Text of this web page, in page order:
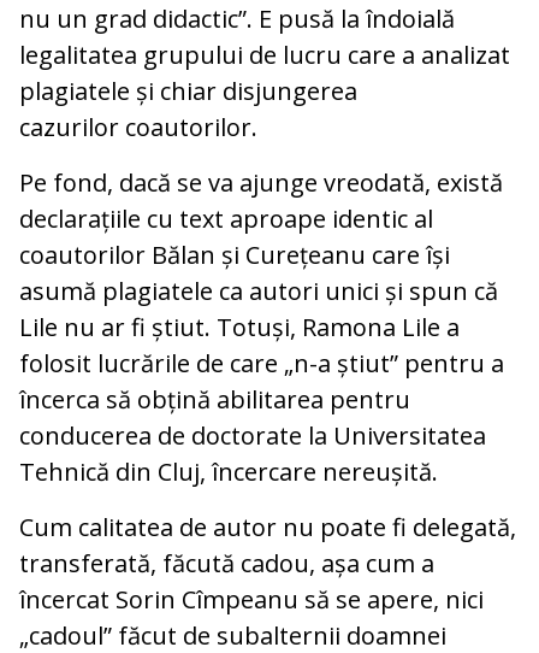
nu un grad didactic”. E pusă la îndoială
legalitatea grupului de lucru care a analizat
plagiatele și chiar disjungerea
cazurilor coautorilor.
Pe fond, dacă se va ajunge vreodată, există
declarațiile cu text aproape identic al
coautorilor Bălan și Curețeanu care își
asumă plagiatele ca autori unici și spun că
Lile nu ar fi știut. Totuși, Ramona Lile a
folosit lucrările de care „n-a știut” pentru a
încerca să obțină abilitarea pentru
conducerea de doctorate la Universitatea
Tehnică din Cluj, încercare nereușită.
Cum calitatea de autor nu poate fi delegată,
transferată, făcută cadou, așa cum a
încercat Sorin Cîmpeanu să se apere, nici
„cadoul” făcut de subalternii doamnei